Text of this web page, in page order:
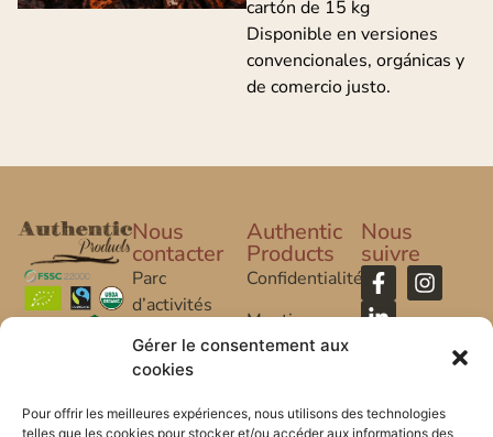
Gérer le consentement aux
cookies
Pour offrir les meilleures expériences, nous utilisons des technologies
telles que les cookies pour stocker et/ou accéder aux informations des
cartón de 15 kg
Disponible en versiones
convencionales, orgánicas y
de comercio justo.
Nous
contacter
Parc
d’activités
20 rue
Authentic
Products
Confidentialité
Mentions
Légales
Nous
suivre